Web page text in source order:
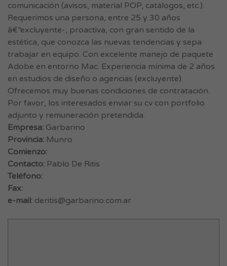
comunicación (avisos, material POP, catálogos, etc.).
Requerimos una persona, entre 25 y 30 años
â€“excluyente-, proactiva, con gran sentido de la
estética, que conozca las nuevas tendencias y sepa
trabajar en equipo. Con excelente manejo de paquete
Adobe en entorno Mac. Experiencia mínima de 2 años
en estudios de diseño o agencias (excluyente).
Ofrecemos muy buenas condiciones de contratación.
Por favor, los interesados enviar su cv con portfolio
adjunto y remuneración pretendida.
Empresa: Garbarino
Provincia: Munro
Comienzo:
Contacto: Pablo De Ritis
Teléfono:
Fax:
e-mail: deritis@garbarino.com.ar